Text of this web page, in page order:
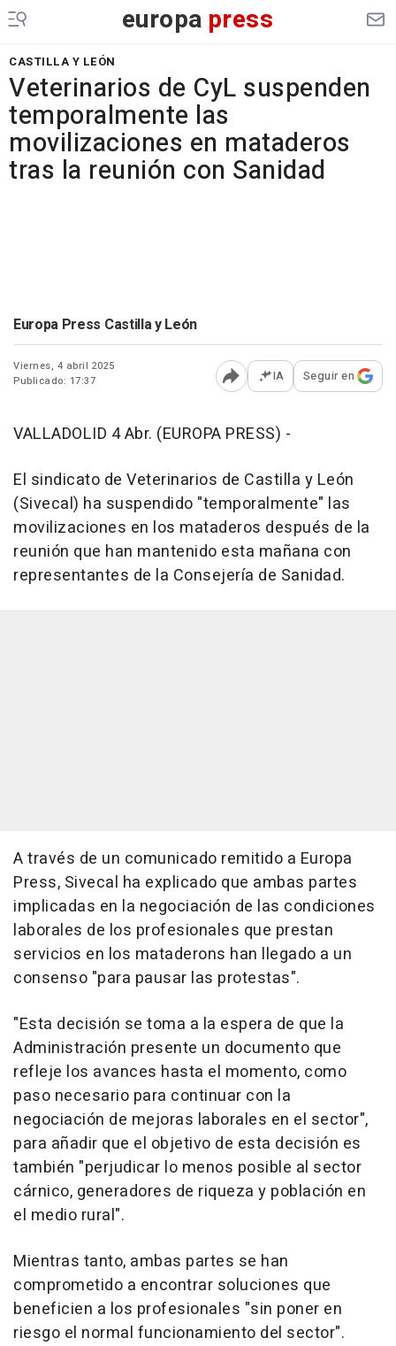
europa press
CASTILLA Y LEÓN
Veterinarios de CyL suspenden
temporalmente las
movilizaciones en mataderos
tras la reunión con Sanidad
Europa Press Castilla y León
Viernes, 4 abril 2025
Publicado: 17:37
Abrir opciones para
IA Seguir en
VALLADOLID 4 Abr. (EUROPA PRESS) -
El sindicato de Veterinarios de Castilla y León
(Sivecal) ha suspendido "temporalmente" las
movilizaciones en los mataderos después de la
reunión que han mantenido esta mañana con
representantes de la Consejería de Sanidad.
A través de un comunicado remitido a Europa
Press, Sivecal ha explicado que ambas partes
implicadas en la negociación de las condiciones
laborales de los profesionales que prestan
servicios en los mataderons han llegado a un
consenso "para pausar las protestas".
"Esta decisión se toma a la espera de que la
Administración presente un documento que
refleje los avances hasta el momento, como
paso necesario para continuar con la
negociación de mejoras laborales en el sector",
para añadir que el objetivo de esta decisión es
también "perjudicar lo menos posible al sector
cárnico, generadores de riqueza y población en
el medio rural".
Mientras tanto, ambas partes se han
comprometido a encontrar soluciones que
beneficien a los profesionales "sin poner en
riesgo el normal funcionamiento del sector".